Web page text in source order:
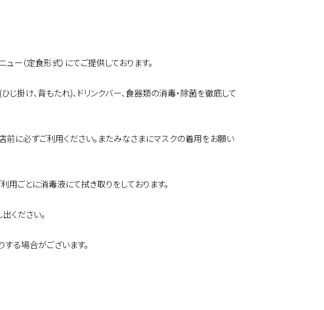
ー（定食形式）にてご提供しております。
掛け、背もたれ)、ドリンクバー、食器類の消毒・除菌を徹底して
に必ずご利用ください。またみなさまにマスクの着用をお願い
ごとに消毒液にて拭き取りをしております。
ください。
る場合がございます。